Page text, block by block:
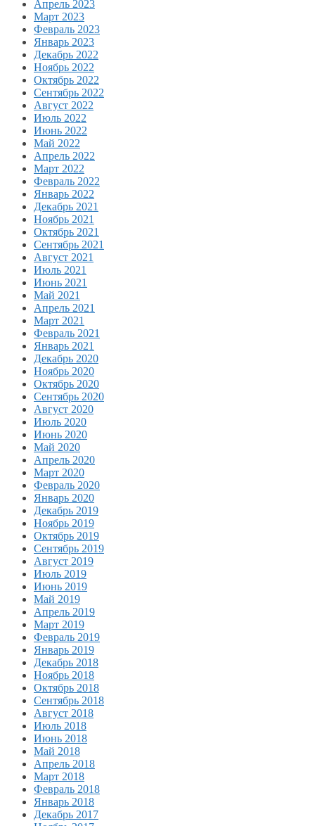
Апрель 2023
Март 2023
Февраль 2023
Январь 2023
Декабрь 2022
Ноябрь 2022
Октябрь 2022
Сентябрь 2022
Август 2022
Июль 2022
Июнь 2022
Май 2022
Апрель 2022
Март 2022
Февраль 2022
Январь 2022
Декабрь 2021
Ноябрь 2021
Октябрь 2021
Сентябрь 2021
Август 2021
Июль 2021
Июнь 2021
Май 2021
Апрель 2021
Март 2021
Февраль 2021
Январь 2021
Декабрь 2020
Ноябрь 2020
Октябрь 2020
Сентябрь 2020
Август 2020
Июль 2020
Июнь 2020
Май 2020
Апрель 2020
Март 2020
Февраль 2020
Январь 2020
Декабрь 2019
Ноябрь 2019
Октябрь 2019
Сентябрь 2019
Август 2019
Июль 2019
Июнь 2019
Май 2019
Апрель 2019
Март 2019
Февраль 2019
Январь 2019
Декабрь 2018
Ноябрь 2018
Октябрь 2018
Сентябрь 2018
Август 2018
Июль 2018
Июнь 2018
Май 2018
Апрель 2018
Март 2018
Февраль 2018
Январь 2018
Декабрь 2017